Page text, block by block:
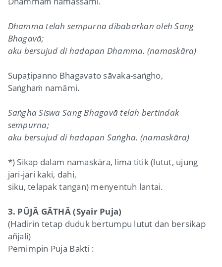
Dhamma telah sempurna dibabarkan oleh Sang
Bhagavā;
aku bersujud di hadapan Dhamma. (namaskāra)
Supaṭipanno Bhagavato sāvaka-saṅgho,
Saṅghaṁ namāmi.
Saṅgha Siswa Sang Bhagavā telah bertindak
sempurna;
aku bersujud di hadapan Saṅgha. (namaskāra)
*) Sikap dalam namaskāra, lima titik (lutut, ujung
jari-jari kaki, dahi,
siku, telapak tangan) menyentuh lantai.
3. PŪJĀ GĀTHĀ (Syair Puja)
(Hadirin tetap duduk bertumpu lutut dan bersikap
añjali)
Pemimpin Puja Bakti :